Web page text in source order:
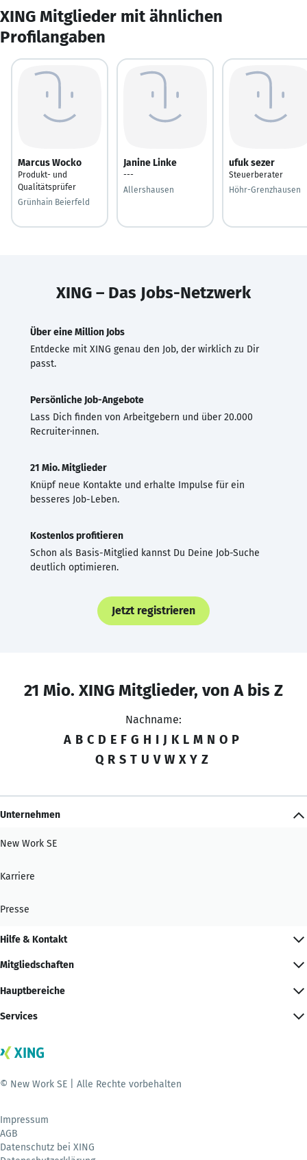
XING Mitglieder mit ähnlichen
Profilangaben
Marcus Wocko
Produkt- und
Qualitätsprüfer
Grünhain Beierfeld
Janine Linke
---
Allershausen
ufuk sezer
Steuerberater
Höhr-Grenzhausen
XING – Das Jobs-Netzwerk
Über eine Million Jobs
Entdecke mit XING genau den Job, der wirklich zu Dir
passt.
Persönliche Job-Angebote
Lass Dich finden von Arbeitgebern und über 20.000
Recruiter·innen.
21 Mio. Mitglieder
Knüpf neue Kontakte und erhalte Impulse für ein
besseres Job-Leben.
Kostenlos profitieren
Schon als Basis-Mitglied kannst Du Deine Job-Suche
deutlich optimieren.
Jetzt registrieren
21 Mio. XING Mitglieder, von A bis Z
Nachname:
A B C D E F G H I J K L M N O P
Q R S T U V W X Y Z
Unternehmen
New Work SE
Karriere
Presse
Hilfe & Kontakt
Mitgliedschaften
Hauptbereiche
Services
© New Work SE | Alle Rechte vorbehalten
Impressum
AGB
Datenschutz bei XING